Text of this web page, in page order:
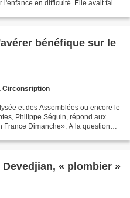
en difficulté. Elle avait fait
bénéfique sur le
Circonsription
et des Assemblées ou encore le
Philippe Séguin, répond aux
Dimanche». A la question
« plombier »